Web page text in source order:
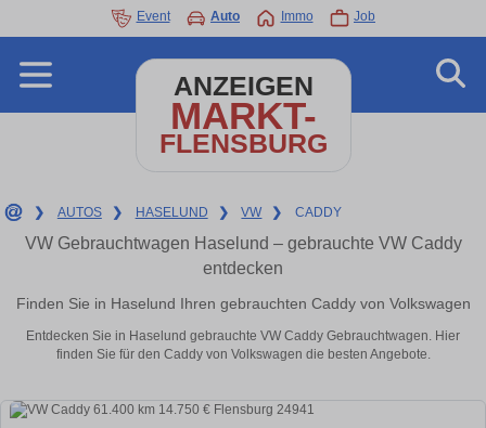
Event Auto Immo Job
ANZEIGEN
MARKT-
FLENSBURG
❯ AUTOS ❯ HASELUND ❯ VW ❯ CADDY
VW Gebrauchtwagen Haselund – gebrauchte VW Caddy
entdecken
Finden Sie in Haselund Ihren gebrauchten Caddy von Volkswagen
Entdecken Sie in Haselund gebrauchte VW Caddy Gebrauchtwagen. Hier
finden Sie für den Caddy von Volkswagen die besten Angebote.